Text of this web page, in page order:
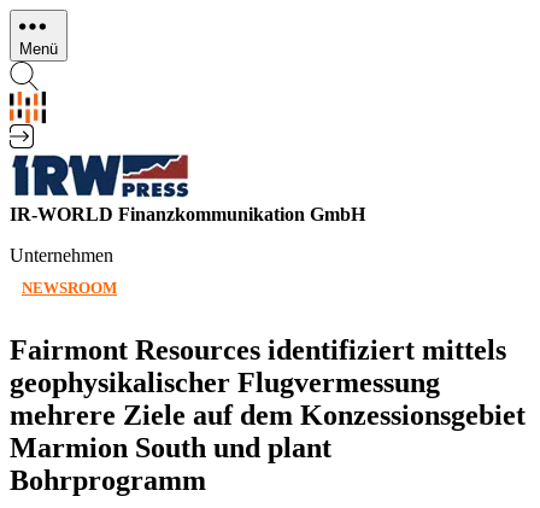
Direkt
zum
Inhalt
Menü
IR-WORLD Finanzkommunikation GmbH
Unternehmen
NEWSROOM
Fairmont Resources identifiziert mittels
geophysikalischer Flugvermessung
mehrere Ziele auf dem Konzessionsgebiet
Marmion South und plant
Bohrprogramm